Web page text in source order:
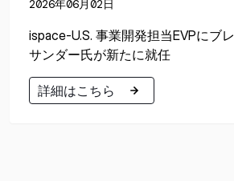
2026年06月02日
ispace-U.S. 事業開発担当EVPにブ
サンダー氏が新たに就任
詳細はこちら